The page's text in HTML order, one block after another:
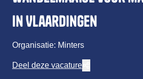
in Vlaardingen
Organisatie: Minters
Deel deze vacature